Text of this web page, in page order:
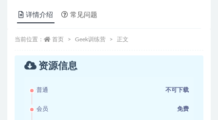
详情介绍 常见问题
当前位置： 首页 Geek训练营 正文
资源信息
普通 不可下载
会员 免费